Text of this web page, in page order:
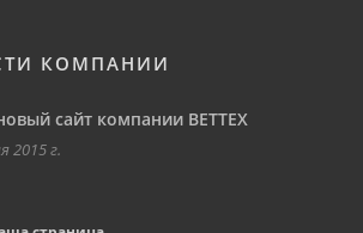
КОМПАНИИ
сайт компании ВЕТТЕХ
2015 г.